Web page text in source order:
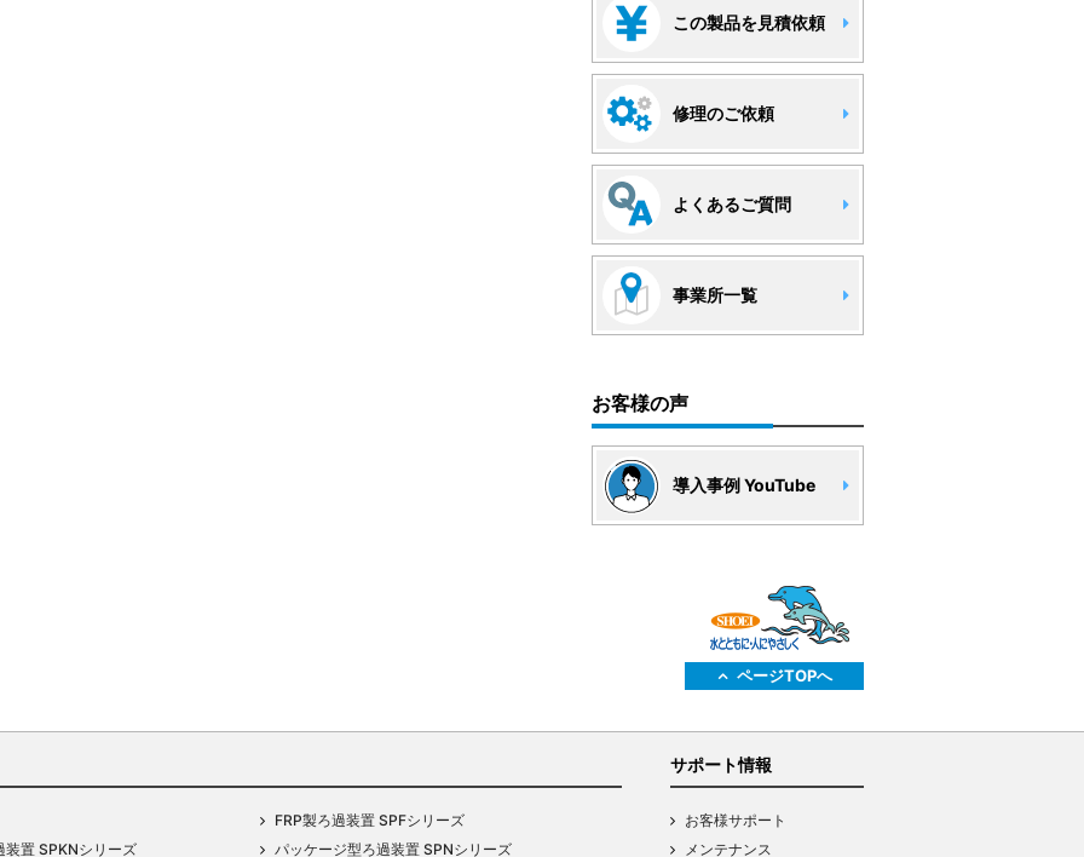
この製品を見積依頼
修理のご依頼
よくあるご質問
事業所一覧
お客様の声
導入事例 YouTube
ページTOPへ
FRP製ろ過装置 SPFシリーズ
装置 SPKNシリーズ
パッケージ型ろ過装置 SPNシリーズ
サポート情報
お客様サポート
メンテナンス